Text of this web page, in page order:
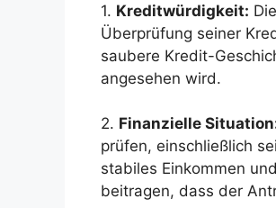
1. Kreditwürdigkeit:
Überprüfung seiner
saubere Kredit-
angesehen wird.
2. Finanzielle
prüfen, einschließlich
stabiles Einkommen
beitragen, dass der